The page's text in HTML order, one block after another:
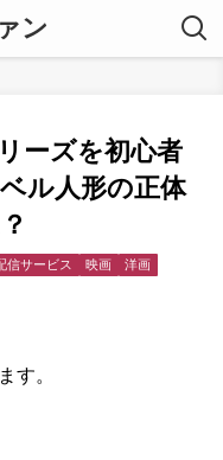
ン
ーズを初心者
ル人形の正体
信サービス 映画
洋画
す。